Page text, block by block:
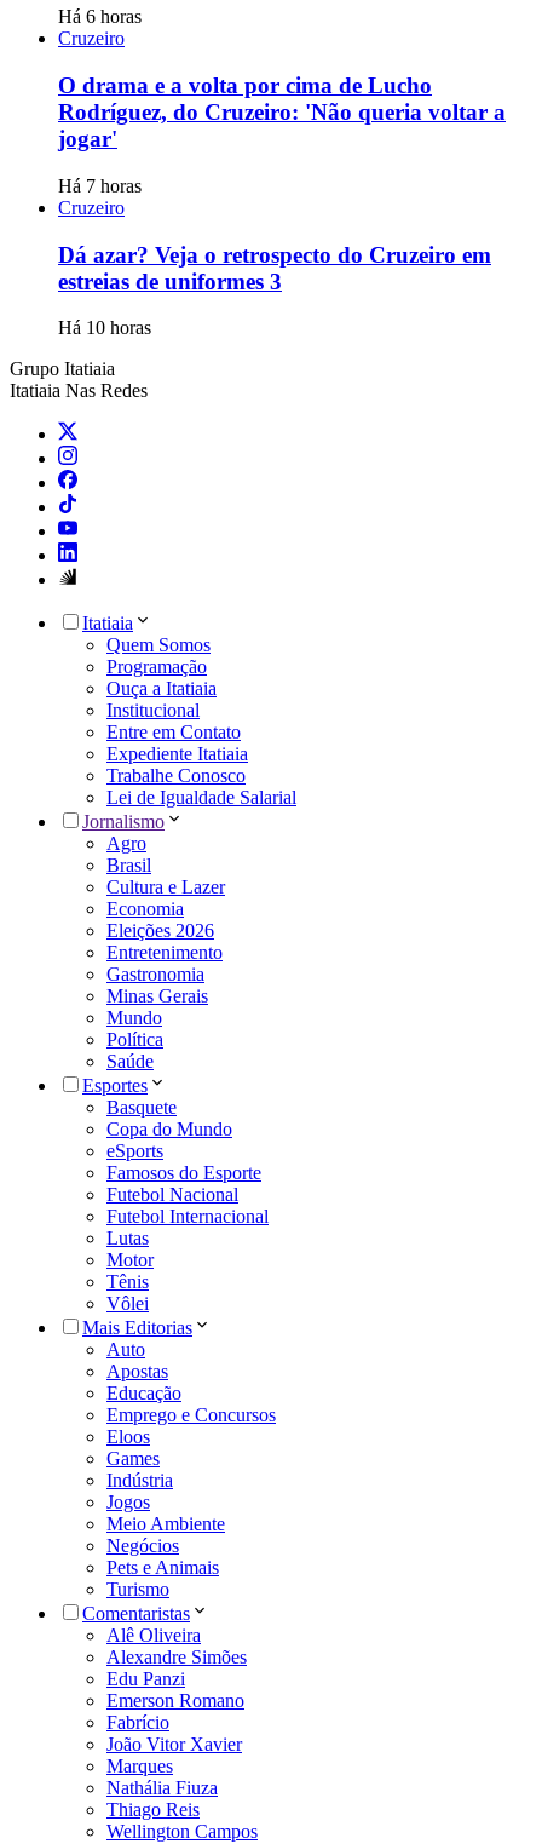
Há 6 horas
Cruzeiro
O drama e a volta por cima de Lucho
Rodríguez, do Cruzeiro: 'Não queria voltar a
jogar'
Há 7 horas
Cruzeiro
Dá azar? Veja o retrospecto do Cruzeiro em
estreias de uniformes 3
Há 10 horas
Grupo Itatiaia
Itatiaia Nas Redes
Itatiaia
Quem Somos
Programação
Ouça a Itatiaia
Institucional
Entre em Contato
Expediente Itatiaia
Trabalhe Conosco
Lei de Igualdade Salarial
Jornalismo
Agro
Brasil
Cultura e Lazer
Economia
Eleições 2026
Entretenimento
Gastronomia
Minas Gerais
Mundo
Política
Saúde
Esportes
Basquete
Copa do Mundo
eSports
Famosos do Esporte
Futebol Nacional
Futebol Internacional
Lutas
Motor
Tênis
Vôlei
Mais Editorias
Auto
Apostas
Educação
Emprego e Concursos
Eloos
Games
Indústria
Jogos
Meio Ambiente
Negócios
Pets e Animais
Turismo
Comentaristas
Alê Oliveira
Alexandre Simões
Edu Panzi
Emerson Romano
Fabrício
João Vitor Xavier
Marques
Nathália Fiuza
Thiago Reis
Wellington Campos